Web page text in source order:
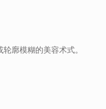
廓模糊的美容术式。